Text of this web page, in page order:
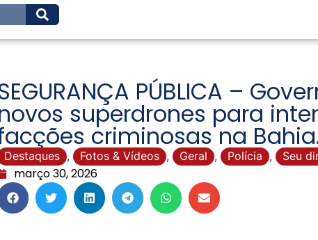
PÚBLICA –
superdrones para
criminosas na
Destaques , Fotos & Vídeos , Geral , Polícia , Seu
março 30, 2026